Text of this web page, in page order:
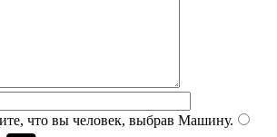
что вы человек, выбрав Машину.